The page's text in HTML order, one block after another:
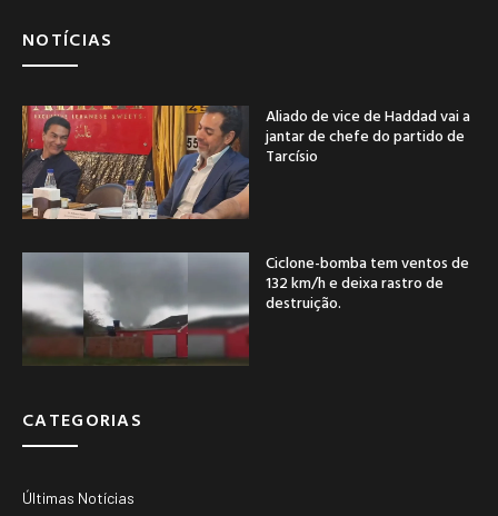
NOTÍCIAS
Aliado de vice de Haddad vai a
jantar de chefe do partido de
Tarcísio
Ciclone-bomba tem ventos de
132 km/h e deixa rastro de
destruição.
CATEGORIAS
Últimas Notícias